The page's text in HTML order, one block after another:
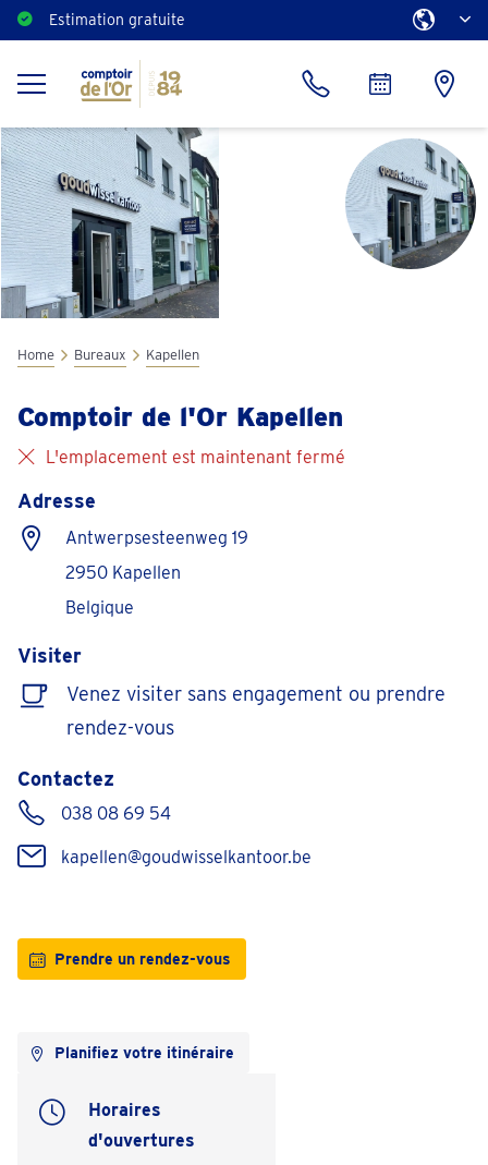
Estimation gratuite
Home Bureaux Kapellen
Comptoir de l'Or Kapellen
L'emplacement est maintenant fermé
Adresse
Antwerpsesteenweg 19
2950 Kapellen
Belgique
Visiter
Venez visiter sans engagement ou prendre
rendez-vous
Contactez
038 08 69 54
kapellen@goudwisselkantoor.be
Prendre un rendez-vous
Planifiez votre itinéraire
Horaires
d'ouvertures